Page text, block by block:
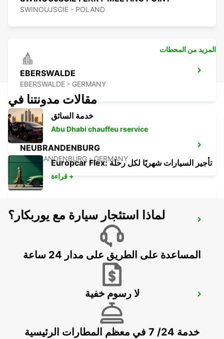
SWINOUJSCIE - POLAND
EBERSWALDE
EBERSWALDE - GERMANY
NEUBRANDENBURG
NEUBRANDENBURG - GERMANY
GREIFSWALD
GREIFSWALD - GERMANY
BERNAU BEI BERLIN - GERMANY
المزيد من المحطات
مقالات مدونتنا في
خدمة السائق
Abu Dhabi chauffeu rservice
Europcar Flex: تأجير السيارات شهريًا لكل رحلة
قراءة +
لماذا استئجار سيارة مع يوربكار؟
المساعدة على الطريق على مدار 24 ساعة
لا رسوم خفية
خدمة 24/ 7 في معظم المطارات الرئيسية